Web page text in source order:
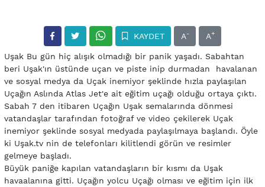
KAYDET A- A+
Uşak Bu gün hiç alışık olmadığı bir panik yaşadı. Sabahtan
beri Uşak'ın üstünde uçan ve piste inip durmadan havalanan
ve sosyal medya da Uçak inemiyor şeklinde hızla paylaşılan
Uçağın Aslında Atlas Jet'e ait eğitim uçağı olduğu ortaya çıktı.
Sabah 7 den itibaren Uçağın Uşak semalarında dönmesi
vatandaşlar tarafından fotoğraf ve video çekilerek Uçak
inemiyor şeklinde sosyal medyada paylaşılmaya başlandı. Öyle
ki Uşak.tv nin de telefonları kilitlendi görün ve resimler
gelmeye başladı.
Büyük paniğe kapılan vatandaşların bir kısmı da Uşak
havaalanına gitti. Uçağın yolcu Uçağı olması ve eğitim için ilk